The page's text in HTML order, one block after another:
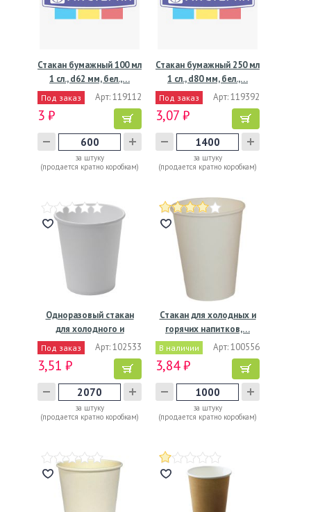
Стакан бумажный 100 мл
1 сл., d62 мм, бел.,…
Под заказ Арт: 119112
3 ₽
за штуку
(продается кратно коробкам)
Стакан бумажный 250 мл
1 сл., d80 мм, бел.,…
Под заказ Арт: 119392
3,07 ₽
за штуку
(продается кратно коробкам)
Одноразовый стакан
для холодного и
горячего,…
Под заказ Арт: 102533
3,51 ₽
за штуку
(продается кратно коробкам)
Стакан для холодных и
горячих напитков,…
В наличии Арт: 100556
3,84 ₽
за штуку
(продается кратно коробкам)